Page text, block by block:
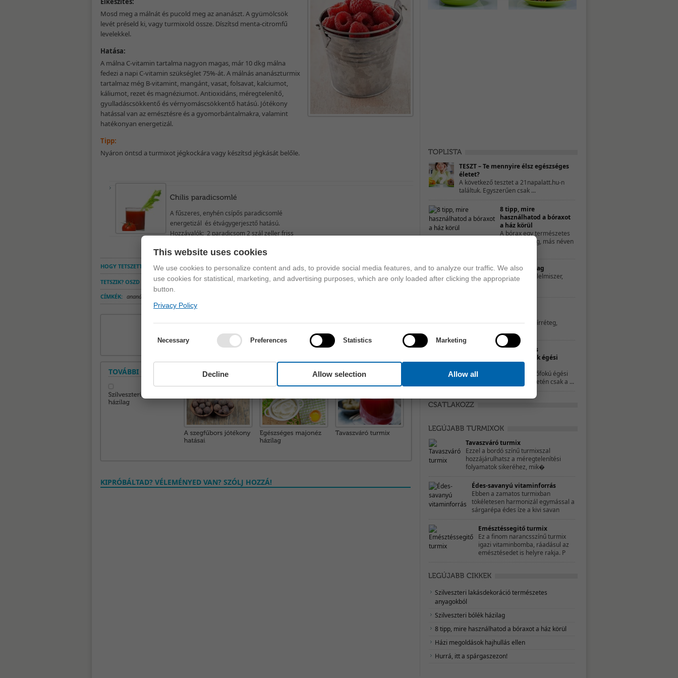
Mosd meg a málnát és pucold meg az ananászt. A gyümölcsök
levét préseld ki, vagy turmixold össze. Díszítsd menta-citromfű
levelekkel.
Hatása:
A málna C-vitamin tartalma nagyon magas, már 10 dkg málna
fedezi a napi C-vitamin szükséglet 75%-át. A málnás ananászturmix
tartalmaz még B-vitamint, mangánt, vasat, folsavat, kalciumot,
káliumot, rezet és magnéziumot. Antioxidáns, méregtelenítő,
gyulladáscsökkentő és vérnyomáscsökkentő hatású. Jótékony
hatással van az emésztésre és a gyomorbántalmakra, valamint
hatékonyan energetizál.
Tipp:
Nyáron öntsd a turmixot jégkockára vagy készítsd jégkását belőle.
A fűszeres, enyhén csípős paradicsomlé
energetizál és étvágygerjesztő hatású.
Hozzávalók: 2 paradicsom 2 szál zeller friss
HOGY TETSZETT?
TETSZIK? OSZD MEG!
CÍMKÉK: ananász
TOVÁBBI CIKKEK A ROVATBAN
KIPRÓBÁLTAD? VÉLEMÉNYED VAN? SZÓLJ HOZZÁ!
TESZT – Te mennyire élsz egészséges
életet?
A következő tesztet a 21napalatt.hu-n
találtuk. Egyszerűen csak ...
8 tipp, mire
használhatod a bóraxot
a ház körül
A bórax egy természetes
ásványi anyag, más néven
Egészséges majonéz házilag
A majonéz nagyon „sunyi” élelmiszer,
hiszen nem feltétlenül ...
Az edények aljára ragadt zsírréteg,
Természetes
gyógymódok égési
sérülésekre
A kisebb, elsőfokú égési
sérülések esetén csak a ...
Tavaszváró turmix
Ezzel a bordó színű turmixszal
hozzájárulhatsz a méregtelenítési
folyamatok sikeréhez, mik�
Édes-savanyú vitaminforrás
Ebben a zamatos turmixban
tökéletesen harmonizál egymással a
sárgarépa édes íze a kivi savan
Emésztéssegitő turmix
Ez a finom narancsszínű turmix
igazi vitaminbomba, ráadásul az
emésztésedet is helyre rakja. P
Szilveszteri lakásdekoráció természetes
anyagokból
Szilveszteri bólék házilag
8 tipp, mire használhatod a bóraxot a ház körül
Házi megoldások hajhullás ellen
Hurrá, itt a spárgaszezon!
This website uses cookies
We use cookies to personalize content and ads, to provide social media features, and to analyze our traffic. We also
use cookies for statistical, marketing, and advertising purposes, which are only loaded after clicking the appropriate
button.
Privacy Policy
Necessary Preferences Statistics Marketing
Decline Allow selection Allow all